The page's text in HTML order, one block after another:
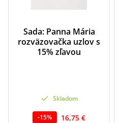
Sada: Panna Mária
rozväzovačka uzlov s
15% zľavou
Skladom
-15% 16,75 €